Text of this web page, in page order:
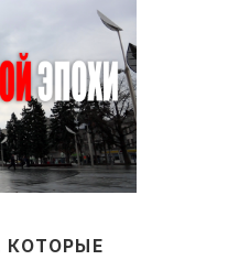
КОТОРЫЕ